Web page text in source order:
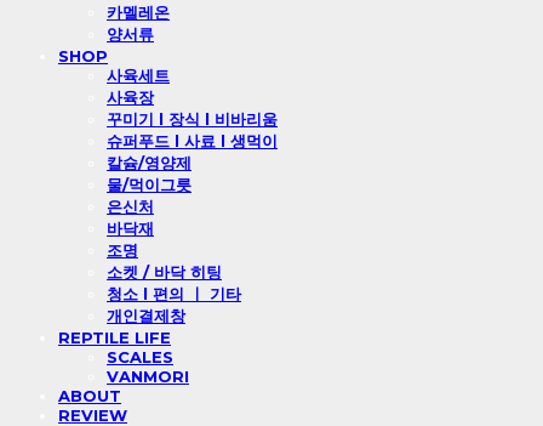
카멜레온
양서류
SHOP
사육세트
사육장
꾸미기 l 장식 l 비바리움
슈퍼푸드 l 사료 l 생먹이
칼슘/영양제
물/먹이그릇
은신처
바닥재
조명
소켓 / 바닥 히팅
청소 l 편의 ㅣ 기타
개인결제창
REPTILE LIFE
SCALES
VANMORI
ABOUT
REVIEW